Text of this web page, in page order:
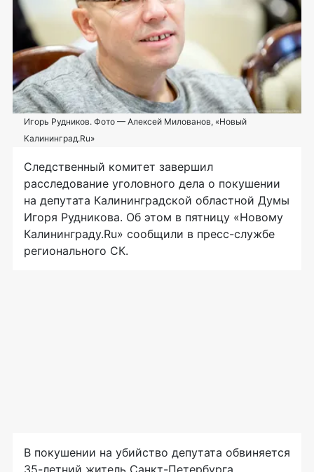
Игорь Рудников. Фото — Алексей Милованов, «Новый
Калининград.Ru»
Следственный комитет завершил
расследование уголовного дела о покушении
на депутата Калининградской областной Думы
Игоря Рудникова. Об этом в пятницу «Новому
Калининграду.Ru» сообщили в пресс-службе
регионального СК.
В покушении на убийство депутата обвиняется